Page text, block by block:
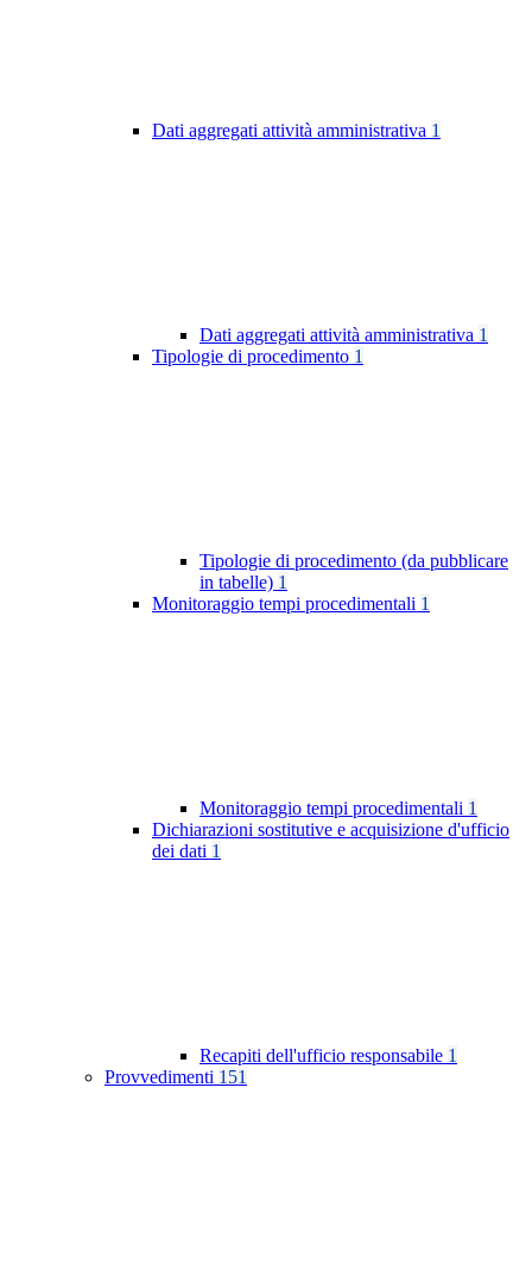
Dati aggregati attività amministrativa 1
Dati aggregati attività amministrativa 1
Tipologie di procedimento 1
Tipologie di procedimento (da pubblicare
in tabelle) 1
Monitoraggio tempi procedimentali 1
Monitoraggio tempi procedimentali 1
Dichiarazioni sostitutive e acquisizione d'ufficio
dei dati 1
Recapiti dell'ufficio responsabile 1
Provvedimenti 151